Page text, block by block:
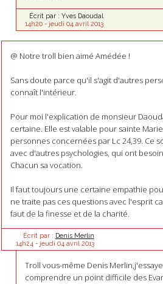
Écrit par : Yves Daoudal
14h20- jeudi 04 avril 2013
@ Notre troll bien aimé Amédée !
Sans doute parce qu'il s'agit d'autres
connaît l'intérieur.
Pour moi l'explication de monsieur
certaine. Elle est valable pour sainte
personnes concernées par Lc 24,39. Ce
avec d'autres psychologies, qui ont
Chacun sa vocation.
Il faut toujours une certaine empathie
ne traite pas ces questions avec l'esprit
faut de la finesse et de la charité.
Écrit par : Denis Merlin
14h24 - jeudi 04 avril 2013
Troll vous-même Denis
comprendre un point difficile des